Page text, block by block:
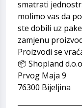
smatrati
molimo vas da
ste dobili uz
zamjenu
Proizvodi se
📦 Shopland
Prvog Maja 9
76300 Bijeljina